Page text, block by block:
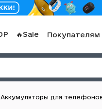
🔥Sale Покупателям
Аккумуляторы для телефонов